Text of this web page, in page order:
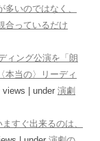
いのではなく、
合っているだけ
ィング公演を「朗
本当の〉リーディ
views under 演劇
すぐ出来るのは、